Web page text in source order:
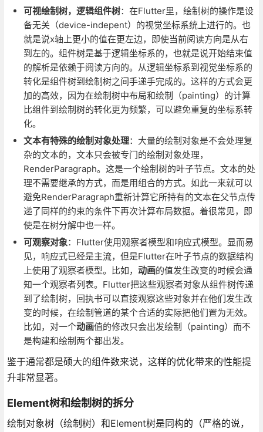
可视绘制树，逻辑组件树：在Flutter里，绘制树的操作是设
备无关（device-indepent）的视觉坐标系统上进行的。也
就是说x轴上更小的值在更左边，即使当前阅读方向是从右
到左的。组件树是基于逻辑坐标系的，也就是说开始结束值
的解析是依赖于阅读方向的。从逻辑坐标系到视觉坐标系的
转化是组件树到绘制树之间手递手完成的。这样的方式会更
加的高效，因为在绘制树中布局和绘制（painting）的计算
比组件到绘制树的转化更为频繁，可以避免重复的坐标系转
化。
文本有特殊的绘制对象处理：大量的绘制对象是不会处理复
杂的文本的，文本只会被专门的绘制对象处理，
RenderParagraph。这是一个绘制树的叶子节点。文本的处
理不需要继承的方式，而是用组合的方式。如此一来就可以
避免RenderParagraph重新计算它所持有的文本在父节点传
递了同样的约束的条件下再次计算布局数据。着很常见，即
使是在树分解中也一样。
可观察对象：Flutter使用观察者模型和响应式模型。显而易
见，响应式已经是主流，但是Flutter在叶子节点的数据结构
上使用了观察者模型。比如， 动画的值发生改变的时候会通
知一个观察者列表。Flutter把这些观察者对象从组件树传递
到了绘制树，回执书可以直接观察这些对象并在他们发生改
变的时候，在绘制管道的某个合适的实际把他们置为无效。
比如，对一个动画值的修改只会出发绘制（painting）而不
是构建和绘制两个都出发。
鉴于通常都是硕大的组件数来说，这样的优化带来的性能提
升非常显著。
Element树和绘制树的拆分
绘制对象树（绘制树）和Element树是同构的（严格的说，